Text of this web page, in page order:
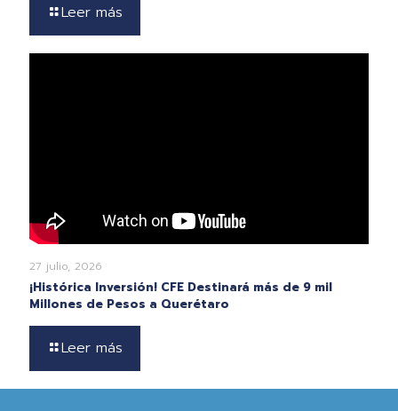
Leer más
27 julio, 2026
¡Histórica Inversión! CFE Destinará más de 9 mil
Millones de Pesos a Querétaro
Leer más